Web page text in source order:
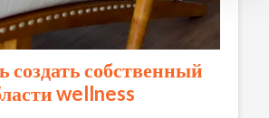
создать собственный
wellness